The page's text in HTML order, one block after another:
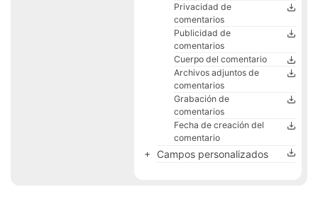
Privacidad de
comentarios
Publicidad de
comentarios
Cuerpo del comentario
Archivos adjuntos de
comentarios
Grabación de
comentarios
Fecha de creación del
comentario
Campos personalizados